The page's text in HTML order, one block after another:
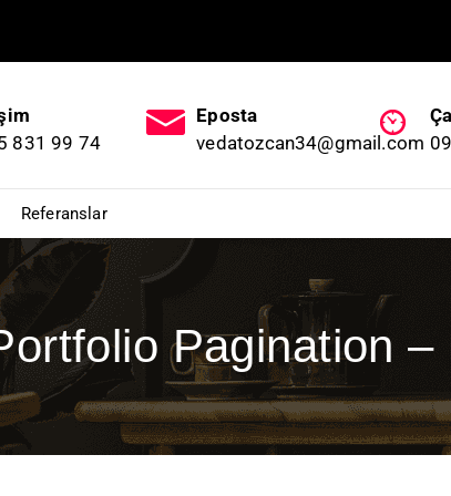
831 99 74
Eposta
vedatozcan34@gmail.com
Referanslar
Pagination –